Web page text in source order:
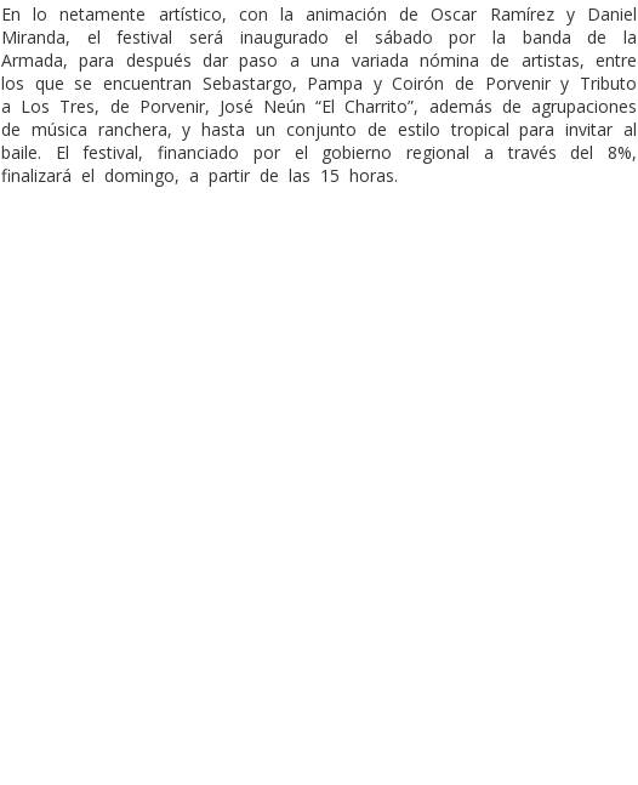
En lo netamente artístico, con la animación de Oscar Ramírez y Daniel
Miranda, el festival será inaugurado el sábado por la banda de la
Armada, para después dar paso a una variada nómina de artistas, entre
los que se encuentran Sebastargo, Pampa y Coirón de Porvenir y Tributo
a Los Tres, de Porvenir, José Neún “El Charrito”, además de agrupaciones
de música ranchera, y hasta un conjunto de estilo tropical para invitar al
baile. El festival, financiado por el gobierno regional a través del 8%,
finalizará el domingo, a partir de las 15 horas.